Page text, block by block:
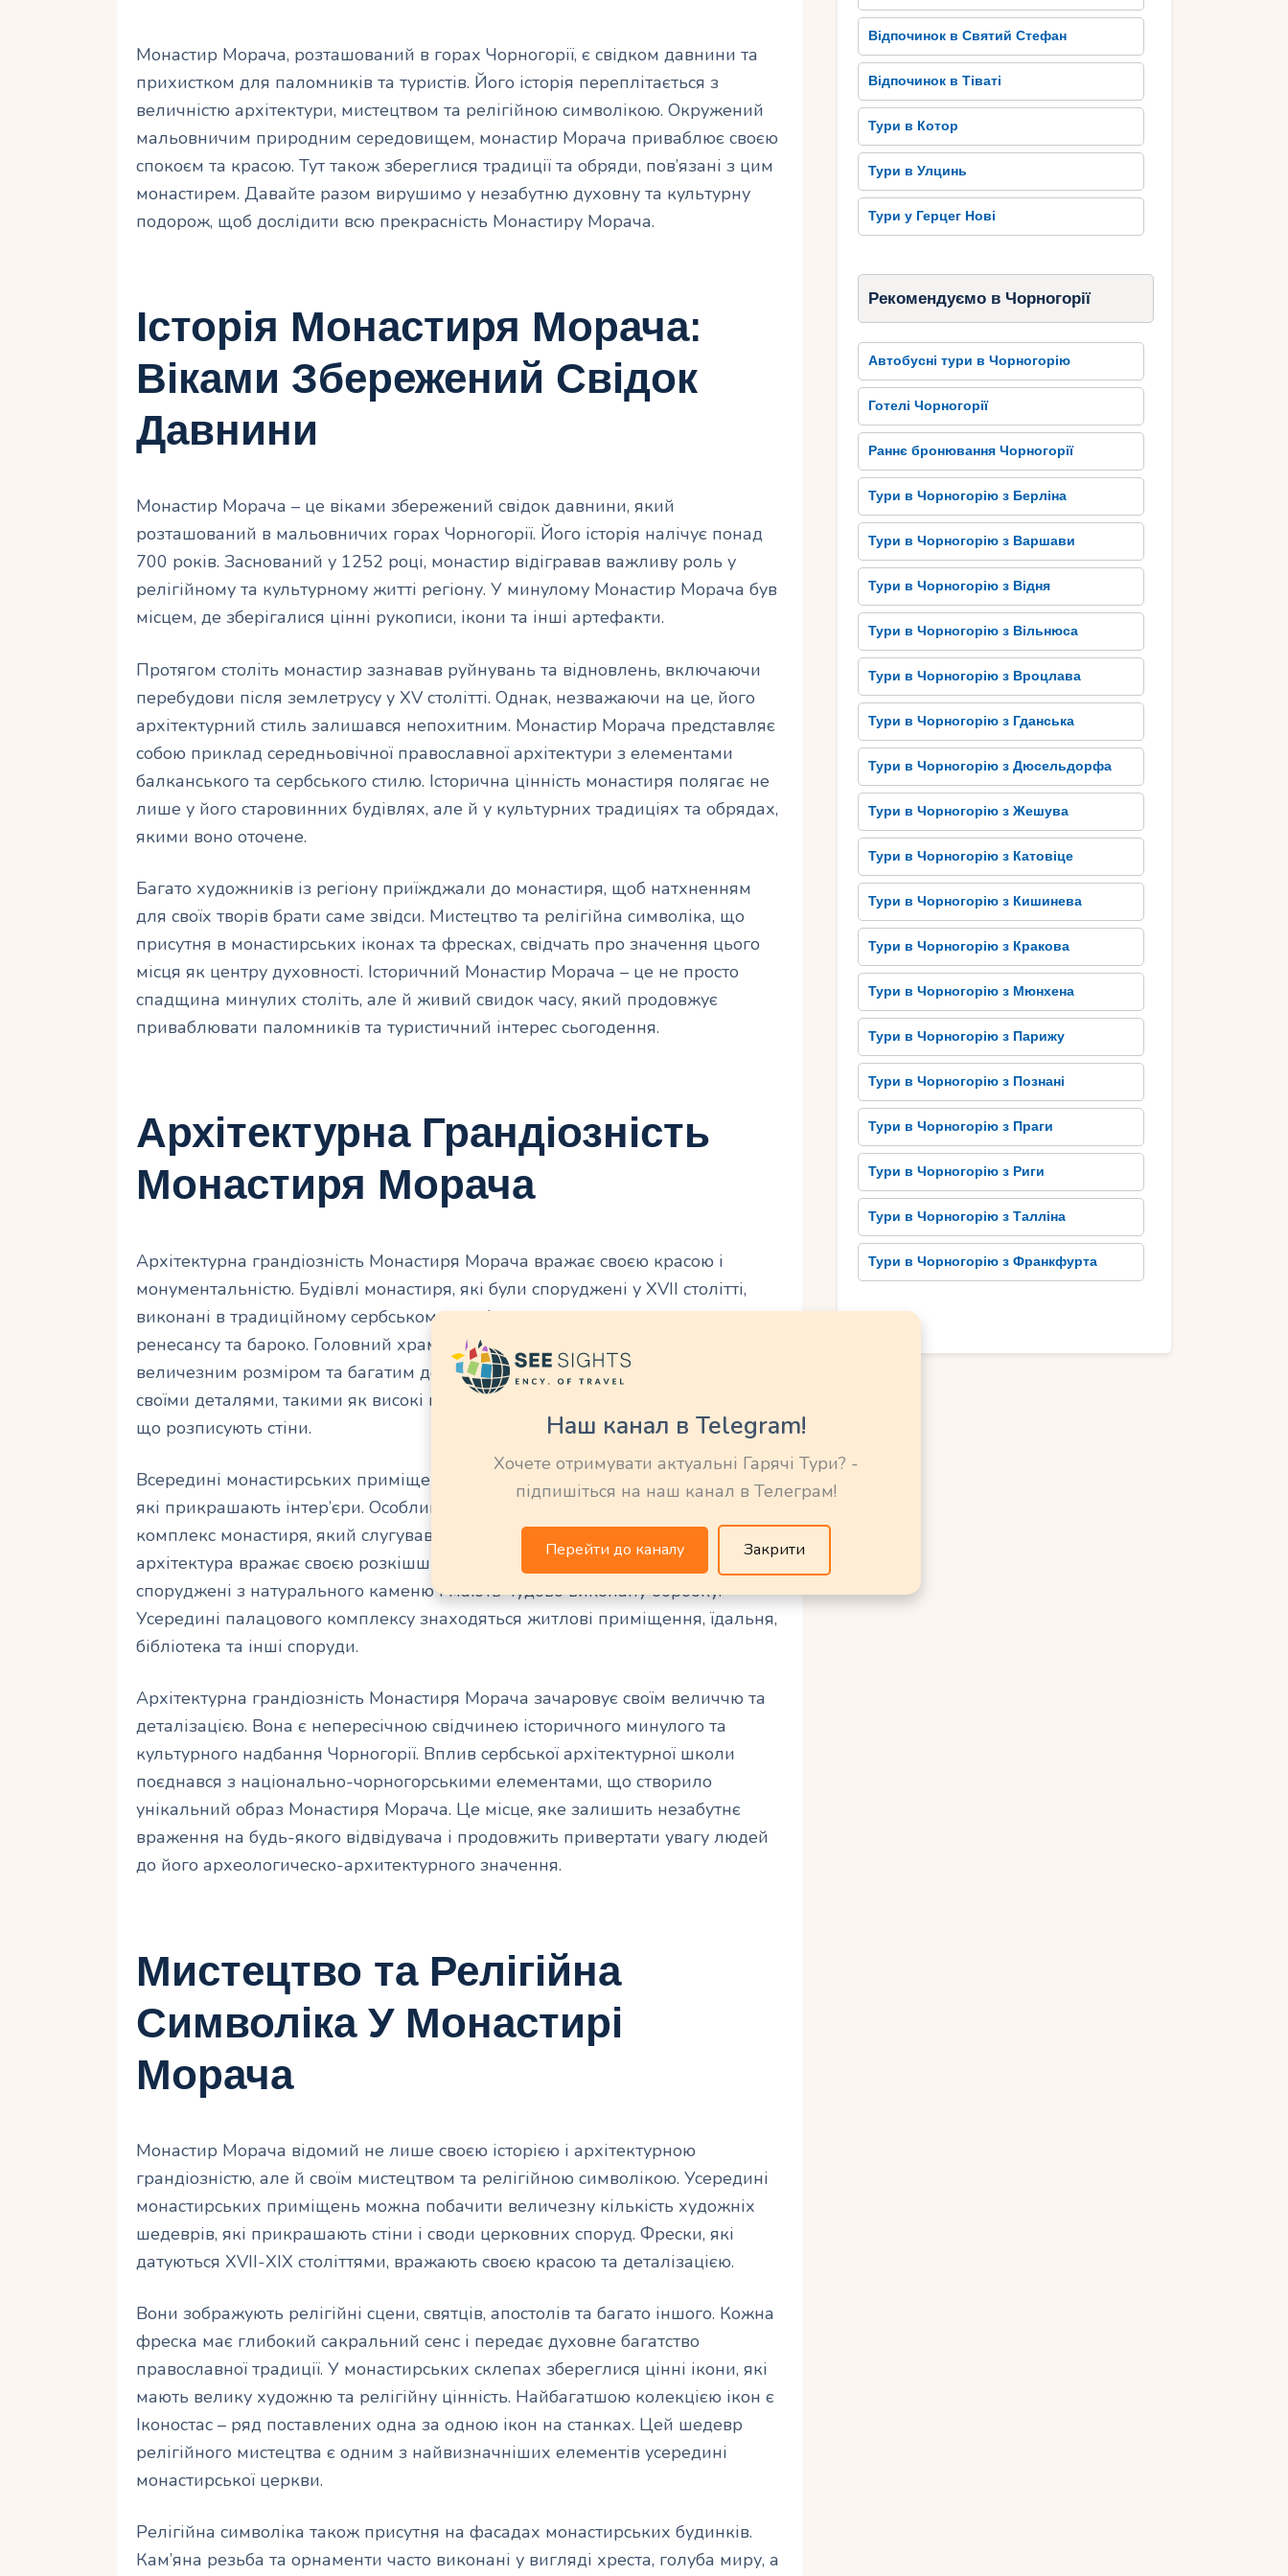
Монастир Морача, розташований в горах Чорногорії, є свідком давнини та
прихистком для паломників та туристів. Його історія переплітається з
величністю архітектури, мистецтвом та релігійною символікою. Окружений
мальовничим природним середовищем, монастир Морача приваблює своєю
спокоєм та красою. Тут також збереглися традиції та обряди, пов’язані з цим
монастирем. Давайте разом вирушимо у незабутню духовну та культурну
подорож, щоб дослідити всю прекрасність Монастиру Морача.
Історія Монастиря Морача:
Віками Збережений Свідок
Давнини
Монастир Морача – це віками збережений свідок давнини, який
розташований в мальовничих горах Чорногорії. Його історія налічує понад
700 років. Заснований у 1252 році, монастир відігравав важливу роль у
релігійному та культурному житті регіону. У минулому Монастир Морача був
місцем, де зберігалися цінні рукописи, ікони та інші артефакти.
Протягом століть монастир зазнавав руйнувань та відновлень, включаючи
перебудови після землетрусу у XV столітті. Однак, незважаючи на це, його
архітектурний стиль залишався непохитним. Монастир Морача представляє
собою приклад середньовічної православної архітектури з елементами
балканського та сербського стилю. Історична цінність монастиря полягає не
лише у його старовинних будівлях, але й у культурних традиціях та обрядах,
якими воно оточене.
Багато художників із регіону приїжджали до монастиря, щоб натхненням
для своїх творів брати саме звідси. Мистецтво та релігійна символіка, що
присутня в монастирських іконах та фресках, свідчать про значення цього
місця як центру духовності. Історичний Монастир Морача – це не просто
спадщина минулих століть, але й живий свидок часу, який продовжує
приваблювати паломників та туристичний інтерес сьогодення.
Архітектурна Грандіозність
Монастиря Морача
Архітектурна грандіозність Монастиря Морача вражає своєю красою і
монументальністю. Будівлі монастиря, які були споруджені у XVII столітті,
виконані в традиційному сербському стилі, витончено поєднують елементи
ренесансу та бароко. Головний храм монастиря привертає увагу своїм
величезним розміром та багатим декором. Зовнішня архітектура вражає
своїми деталями, такими як високі куполи, орнаменти з каменю та фрески,
що розписують стіни.
Всередині монастирських приміщень збереглися цінні релікварії та ікони,
які прикрашають інтер’єри. Особлива увага звертається на палацовий
комплекс монастиря, який слугував для проживання монахів. Його
архітектура вражає своєю розкішшю та елегантністю. Будинки монахів
споруджені з натурального каменю і мають чудово виконану обробку.
Усередині палацового комплексу знаходяться житлові приміщення, їдальня,
бібліотека та інші споруди.
Архітектурна грандіозність Монастиря Морача зачаровує своїм величчю та
деталізацією. Вона є непересічною свідчинею історичного минулого та
культурного надбання Чорногорії. Вплив сербської архітектурної школи
поєднався з національно-чорногорськими елементами, що створило
унікальний образ Монастиря Морача. Це місце, яке залишить незабутнє
враження на будь-якого відвідувача і продовжить привертати увагу людей
до його археологическо-архитектурного значення.
Мистецтво та Релігійна
Символіка У Монастирі
Морача
Монастир Морача відомий не лише своєю історією і архітектурною
грандіозністю, але й своїм мистецтвом та релігійною символікою. Усередині
монастирських приміщень можна побачити величезну кількість художніх
шедеврів, які прикрашають стіни і своди церковних споруд. Фрески, які
датуються XVII-XIX століттями, вражають своєю красою та деталізацією.
Вони зображують релігійні сцени, святців, апостолів та багато іншого. Кожна
фреска має глибокий сакральний сенс і передає духовне багатство
православної традиції. У монастирських склепах збереглися цінні ікони, які
мають велику художню та релігійну цінність. Найбагатшою колекцією ікон є
Іконостас – ряд поставлених одна за одною ікон на станках. Цей шедевр
релігійного мистецтва є одним з найвизначніших елементів усередині
монастирської церкви.
Релігійна символіка також присутня на фасадах монастирських будинків.
Кам’яна резьба та орнаменти часто виконані у вигляді хреста, голуба миру, а
Відпочинок в Святий Стефан
Відпочинок в Тіваті
Тури в Котор
Тури в Улцинь
Тури у Герцег Нові
Рекомендуємо в Чорногорії
Автобусні тури в Чорногорію
Готелі Чорногорії
Раннє бронювання Чорногорії
Тури в Чорногорію з Берліна
Тури в Чорногорію з Варшави
Тури в Чорногорію з Відня
Тури в Чорногорію з Вільнюса
Тури в Чорногорію з Вроцлава
Тури в Чорногорію з Гданська
Тури в Чорногорію з Дюсельдорфа
Тури в Чорногорію з Жешува
Тури в Чорногорію з Катовіце
Тури в Чорногорію з Кишинева
Тури в Чорногорію з Кракова
Тури в Чорногорію з Мюнхена
Тури в Чорногорію з Парижу
Тури в Чорногорію з Познані
Тури в Чорногорію з Праги
Тури в Чорногорію з Риги
Тури в Чорногорію з Талліна
Тури в Чорногорію з Франкфурта
Наш канал в Telegram!
Хочете отримувати актуальні Гарячі Тури? -
підпишіться на наш канал в Телеграм!
Перейти до каналу Закрити